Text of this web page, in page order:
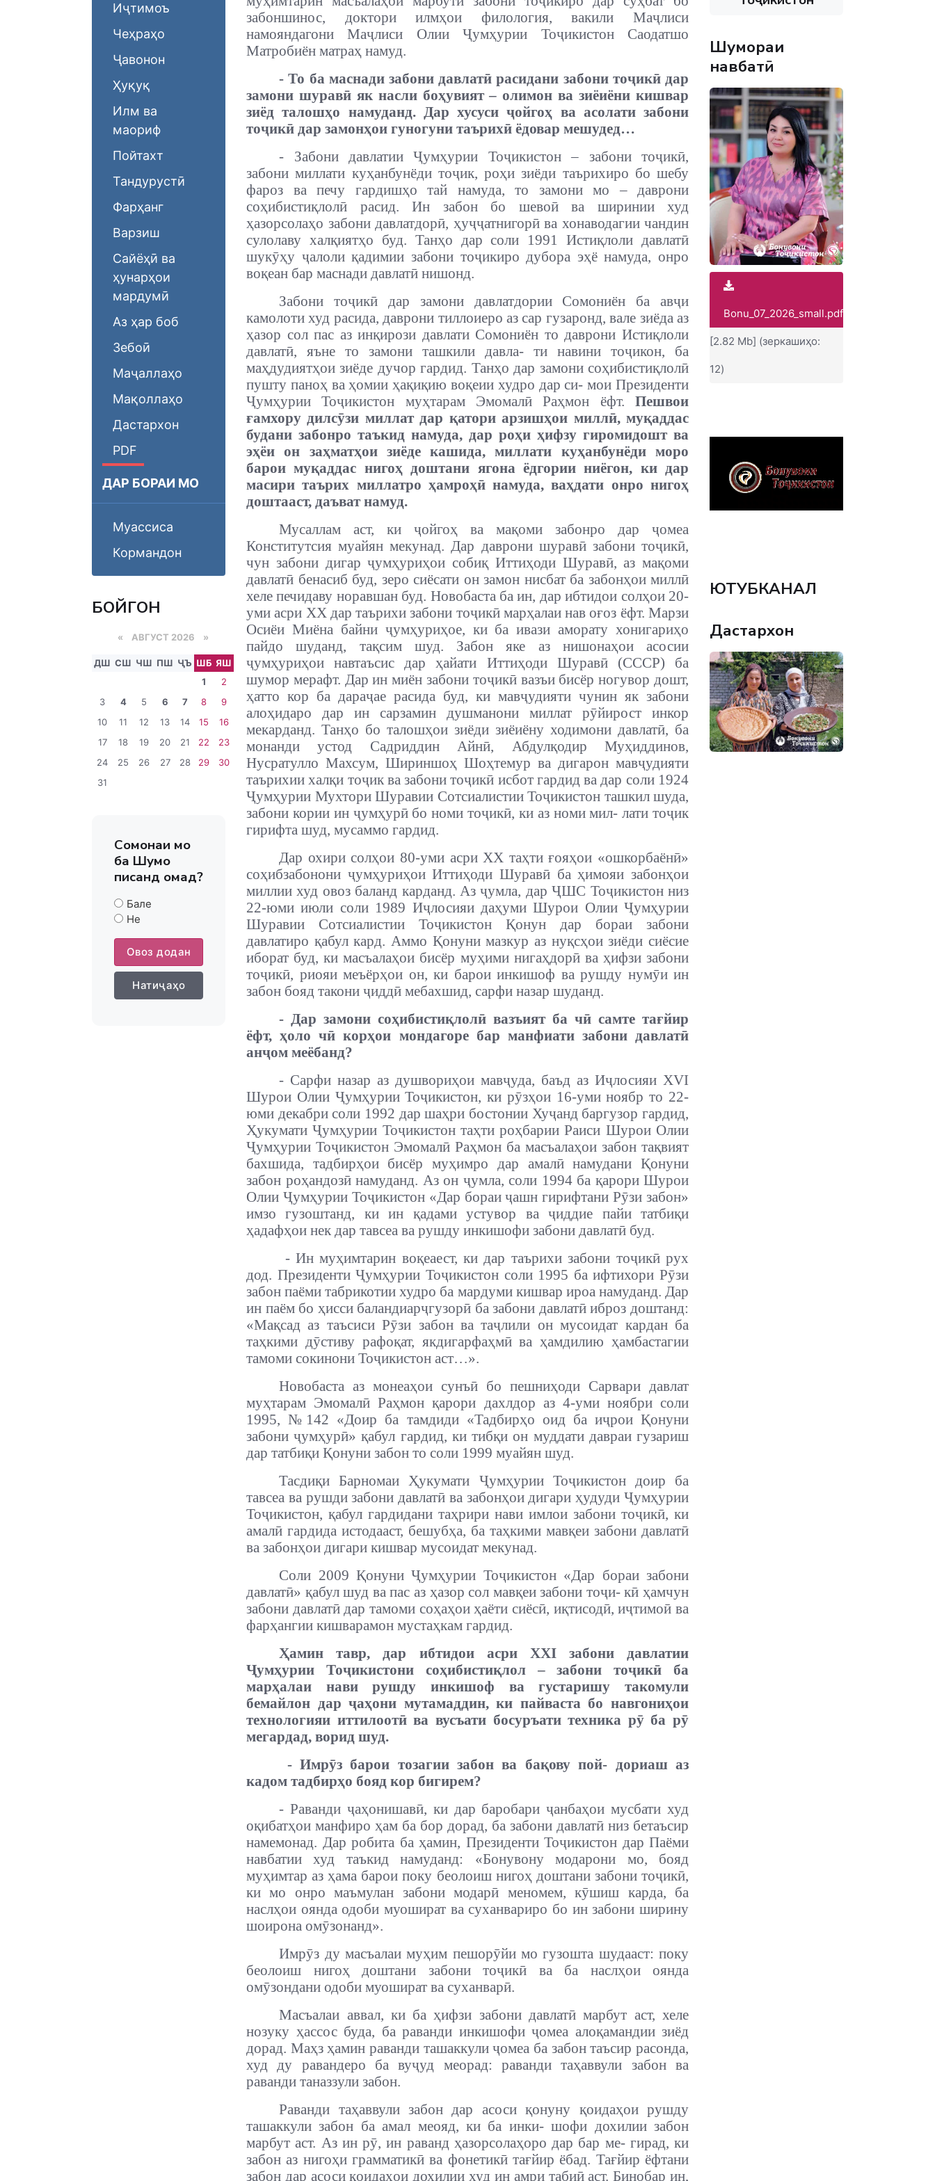
Иҷтимоъ
Чеҳраҳо
Ҷавонон
Ҳуқуқ
Илм ва
маориф
Пойтахт
Тандурустӣ
Фарҳанг
Варзиш
Сайёҳӣ ва
ҳунарҳои
мардумӣ
Аз ҳар боб
Зебоӣ
Маҷаллаҳо
Мақоллаҳо
Дастархон
PDF
ДАР БОРАИ МО
Муассиса
Кормандон
БОЙГОНӢ
« АВГУСТ 2026 »
ДШ СШ ЧШ ПШ ҶЪ ШБ ЯШ
1
2
3
4 5 6 7 8
9
10
11 12 13 14 15
16
17
18 19 20 21 22
23
24
25 26 27 28 29
30
31
Сомонаи мо
ба Шумо
писанд омад?
Бале
Не
Овоз додан
Натиҷаҳо
забоншинос, доктори илмҳои филология, вакили Маҷлиси
намояндагони Маҷлиси Олии Ҷумҳурии Тоҷикистон Саодатшо
Матробиён матраҳ намуд.
- То ба маснади забони давлатӣ расидани забони тоҷикӣ дар
замони шуравӣ як насли боҳувият – олимон ва зиёиёни кишвар
зиёд талошҳо намуданд. Дар хусуси ҷойгоҳ ва асолати забони
тоҷикӣ дар замонҳои гуногуни таърихӣ ёдовар мешудед…
- Забони давлатии Ҷумҳурии Тоҷикистон – забони тоҷикӣ,
забони миллати куҳанбунёди тоҷик, роҳи зиёди таърихиро бо шебу
фароз ва печу гардишҳо тай намуда, то замони мо – даврони
соҳибистиқлолӣ расид. Ин забон бо шевоӣ ва ширинии худ
ҳазорсолаҳо забони давлатдорӣ, ҳуҷҷатнигорӣ ва хонаводагии чандин
сулолаву халқиятҳо буд. Танҳо дар соли 1991 Истиқлоли давлатӣ
шукӯҳу ҷалоли қадимии забони тоҷикиро дубора эҳё намуда, онро
воқеан бар маснади давлатӣ нишонд.
Забони тоҷикӣ дар замони давлатдории Сомониён ба авҷи
камолоти худ расида, даврони тиллоиеро аз сар гузаронд, вале зиёда аз
ҳазор сол пас аз инқирози давлати Сомониён то даврони Истиқлоли
давлатӣ, яъне то замони ташкили давла- ти навини тоҷикон, ба
маҳдудиятҳои зиёде дучор гардид. Танҳо дар замони соҳибистиқлолӣ
пушту паноҳ ва ҳомии ҳақиқию воқеии худро дар си- мои Президенти
Ҷумҳурии Тоҷикистон муҳтарам Эмомалӣ Раҳмон ёфт. Пешвои
ғамхору дилсӯзи миллат дар қатори арзишҳои миллӣ, муқаддас
будани забонро таъкид намуда, дар роҳи ҳифзу гиромидошт ва
эҳёи он заҳматҳои зиёде кашида, миллати куҳанбунёди моро
барои муқаддас нигоҳ доштани ягона ёдгории ниёгон, ки дар
масири таърих миллатро ҳамроҳӣ намуда, ваҳдати онро нигоҳ
доштааст, даъват намуд.
Мусаллам аст, ки ҷойгоҳ ва мақоми забонро дар ҷомеа
Конститутсия муайян мекунад. Дар даврони шуравӣ забони тоҷикӣ,
чун забони дигар ҷумҳуриҳои собиқ Иттиҳоди Шуравӣ, аз мақоми
давлатӣ бенасиб буд, зеро сиёсати он замон нисбат ба забонҳои миллӣ
хеле печидаву норавшан буд. Новобаста ба ин, дар ибтидои солҳои 20-
уми асри ХХ дар таърихи забони тоҷикӣ марҳалаи нав оғоз ёфт. Марзи
Осиёи Миёна байни ҷумҳуриҳое, ки ба ивази аморату хонигариҳо
пайдо шуданд, тақсим шуд. Забон яке аз нишонаҳои асосии
ҷумҳуриҳои навтаъсис дар ҳайати Иттиҳоди Шуравӣ (СССР) ба
шумор мерафт. Дар ин миён забони тоҷикӣ вазъи бисёр ногувор дошт,
ҳатто кор ба дараҷае расида буд, ки мавҷудияти чунин як забони
алоҳидаро дар ин сарзамин душманони миллат рӯйирост инкор
мекарданд. Танҳо бо талошҳои зиёди зиёиёну ходимони давлатӣ, ба
монанди устод Садриддин Айнӣ, Абдулқодир Муҳиддинов,
Нусратулло Махсум, Шириншоҳ Шоҳтемур ва дигарон мавҷудияти
таърихии халқи тоҷик ва забони тоҷикӣ исбот гардид ва дар соли 1924
Ҷумҳурии Мухтори Шуравии Сотсиалистии Тоҷикистон ташкил шуда,
забони кории ин ҷумҳурӣ бо номи тоҷикӣ, ки аз номи мил- лати тоҷик
гирифта шуд, мусаммо гардид.
Дар охири солҳои 80-уми асри ХХ таҳти ғояҳои «ошкорбаёнӣ»
соҳибзабонони ҷумҳуриҳои Иттиҳоди Шуравӣ ба ҳимояи забонҳои
миллии худ овоз баланд карданд. Аз ҷумла, дар ҶШС Тоҷикистон низ
22-юми июли соли 1989 Иҷлосияи даҳуми Шурои Олии Ҷумҳурии
Шуравии Сотсиалистии Тоҷикистон Қонун дар бораи забони
давлатиро қабул кард. Аммо Қонуни мазкур аз нуқсҳои зиёди сиёсие
иборат буд, ки масъалаҳои бисёр муҳими нигаҳдорӣ ва ҳифзи забони
тоҷикӣ, риояи меъёрҳои он, ки барои инкишоф ва рушду нумӯи ин
забон бояд такони ҷиддӣ мебахшид, сарфи назар шуданд.
- Дар замони соҳибистиқлолӣ вазъият ба чӣ самте тағйир
ёфт, ҳоло чӣ корҳои мондагоре бар манфиати забони давлатӣ
анҷом меёбанд?
- Сарфи назар аз душвориҳои мавҷуда, баъд аз Иҷлосияи XVI
Шурои Олии Ҷумҳурии Тоҷикистон, ки рӯзҳои 16-уми ноябр то 22-
юми декабри соли 1992 дар шаҳри бостонии Хуҷанд баргузор гардид,
Ҳукумати Ҷумҳурии Тоҷикистон таҳти роҳбарии Раиси Шурои Олии
Ҷумҳурии Тоҷикистон Эмомалӣ Раҳмон ба масъалаҳои забон тақвият
бахшида, тадбирҳои бисёр муҳимро дар амалӣ намудани Қонуни
забон роҳандозӣ намуданд. Аз он ҷумла, соли 1994 ба қарори Шурои
Олии Ҷумҳурии Тоҷикистон «Дар бораи ҷашн гирифтани Рӯзи забон»
имзо гузоштанд, ки ин қадами устувор ва ҷиддие пайи татбиқи
ҳадафҳои нек дар тавсеа ва рушду инкишофи забони давлатӣ буд.
- Ин муҳимтарин воқеаест, ки дар таърихи забони тоҷикӣ рух
дод. Президенти Ҷумҳурии Тоҷикистон соли 1995 ба ифтихори Рӯзи
забон паёми табрикотии худро ба мардуми кишвар ироа намуданд. Дар
ин паём бо ҳисси баландиарҷгузорӣ ба забони давлатӣ иброз доштанд:
«Мақсад аз таъсиси Рӯзи забон ва таҷлили он мусоидат кардан ба
таҳкими дӯстиву рафоқат, якдигарфаҳмӣ ва ҳамдилию ҳамбастагии
тамоми сокинони Тоҷикистон аст…».
Новобаста аз монеаҳои сунъӣ бо пешниҳоди Сарвари давлат
муҳтарам Эмомалӣ Раҳмон қарори дахлдор аз 4-уми ноябри соли
1995, №142 «Доир ба тамдиди «Тадбирҳо оид ба иҷрои Қонуни
забони ҷумҳурӣ» қабул гардид, ки тибқи он муддати давраи гузариш
дар татбиқи Қонуни забон то соли 1999 муайян шуд.
Тасдиқи Барномаи Ҳукумати Ҷумҳурии Тоҷикистон доир ба
тавсеа ва рушди забони давлатӣ ва забонҳои дигари ҳудуди Ҷумҳурии
Тоҷикистон, қабул гардидани таҳрири нави имлои забони тоҷикӣ, ки
амалӣ гардида истодааст, бешубҳа, ба таҳкими мавқеи забони давлатӣ
ва забонҳои дигари кишвар мусоидат мекунад.
Соли 2009 Қонуни Ҷумҳурии Тоҷикистон «Дар бораи забони
давлатӣ» қабул шуд ва пас аз ҳазор сол мавқеи забони тоҷи- кӣ ҳамчун
забони давлатӣ дар тамоми соҳаҳои ҳаёти сиёсӣ, иқтисодӣ, иҷтимоӣ ва
фарҳангии кишварамон мустаҳкам гардид.
Ҳамин тавр, дар ибтидои асри ХХI забони давлатии
Ҷумҳурии Тоҷикистони соҳибистиқлол – забони тоҷикӣ ба
марҳалаи нави рушду инкишоф ва густаришу такомули
бемайлон дар ҷаҳони мутамаддин, ки пайваста бо навгониҳои
технологияи иттилоотӣ ва вусъати босуръати техника рӯ ба рӯ
мегардад, ворид шуд.
- Имрӯз барои тозагии забон ва бақову пой- дориаш аз
кадом тадбирҳо бояд кор бигирем?
- Раванди ҷаҳонишавӣ, ки дар баробари ҷанбаҳои мусбати худ
оқибатҳои манфиро ҳам ба бор дорад, ба забони давлатӣ низ бетаъсир
намемонад. Дар робита ба ҳамин, Президенти Тоҷикистон дар Паёми
навбатии худ таъкид намуданд: «Бонувону модарони мо, бояд
муҳимтар аз ҳама барои поку беолоиш нигоҳ доштани забони тоҷикӣ,
ки мо онро маъмулан забони модарӣ меномем, кӯшиш карда, ба
наслҳои оянда одоби муошират ва суханвариро бо ин забони ширину
шоирона омӯзонанд».
Имрӯз ду масъалаи муҳим пешорӯйи мо гузошта шудааст: поку
беолоиш нигоҳ доштани забони тоҷикӣ ва ба наслҳои оянда
омӯзондани одоби муошират ва суханварӣ.
Масъалаи аввал, ки ба ҳифзи забони давлатӣ марбут аст, хеле
нозуку ҳассос буда, ба раванди инкишофи ҷомеа алоқамандии зиёд
дорад. Маҳз ҳамин раванди ташаккули ҷомеа ба забон таъсир расонда,
худ ду равандеро ба вуҷуд меорад: раванди таҳаввули забон ва
раванди таназзули забон.
Раванди таҳаввули забон дар асоси қонуну қоидаҳои рушду
ташаккули забон ба амал меояд, ки ба инки- шофи дохилии забон
марбут аст. Аз ин рӯ, ин раванд ҳазорсолаҳоро дар бар ме- гирад, ки
забон аз нигоҳи грамматикӣ ва фонетикӣ тағйир ёбад. Тағйир ёфтани
забон дар асоси қоидаҳои дохилии худ ин амри табиӣ аст. Бинобар ин,
Шумораи
навбатӣ
Bonu_07_2026_small.pdf
[2.82 Mb] (зеркашиҳо:
12)
ЮТУБКАНАЛ
Дастархон